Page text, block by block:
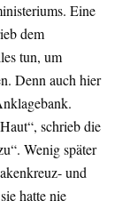
Eine
dem
tun, um
Denn auch hier
schrieb die
Wenig später
und
hatte nie